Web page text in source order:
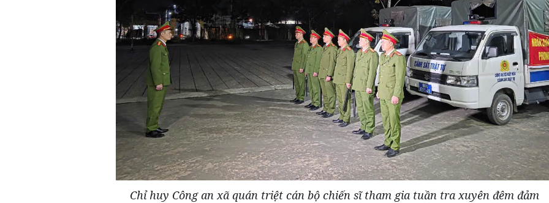
Chỉ huy Công an xã quán triệt cán bộ chiến sĩ tham gia tuần tra xuyên đêm đảm